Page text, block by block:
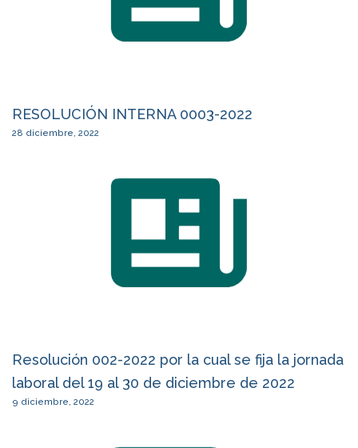
RESOLUCIÓN INTERNA 0003-2022
28 diciembre, 2022
Resolución 002-2022 por la cual se fija la jornada
laboral del 19 al 30 de diciembre de 2022
9 diciembre, 2022